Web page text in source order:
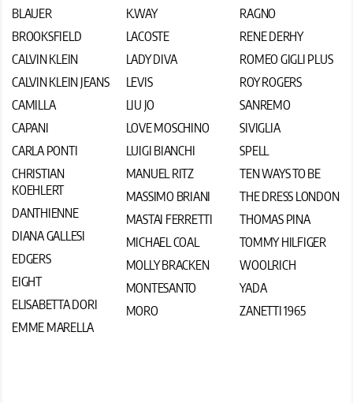
BLAUER
BROOKSFIELD
CALVIN KLEIN
CALVIN KLEIN JEANS
CAMILLA
CAPANI
CARLA PONTI
CHRISTIAN
KOEHLERT
DANTHIENNE
DIANA GALLESI
EDGERS
EIGHT
ELISABETTA DORI
EMME MARELLA
K.WAY
LACOSTE
LADY DIVA
LEVIS
LIU JO
LOVE MOSCHINO
LUIGI BIANCHI
MANUEL RITZ
MASSIMO BRIANI
MASTAI FERRETTI
MICHAEL COAL
MOLLY BRACKEN
MONTESANTO
MORO
RAGNO
RENE DERHY
ROMEO GIGLI PLUS
ROY ROGERS
SANREMO
SIVIGLIA
SPELL
TEN WAYS TO BE
THE DRESS LONDON
THOMAS PINA
TOMMY HILFIGER
WOOLRICH
YADA
ZANETTI 1965